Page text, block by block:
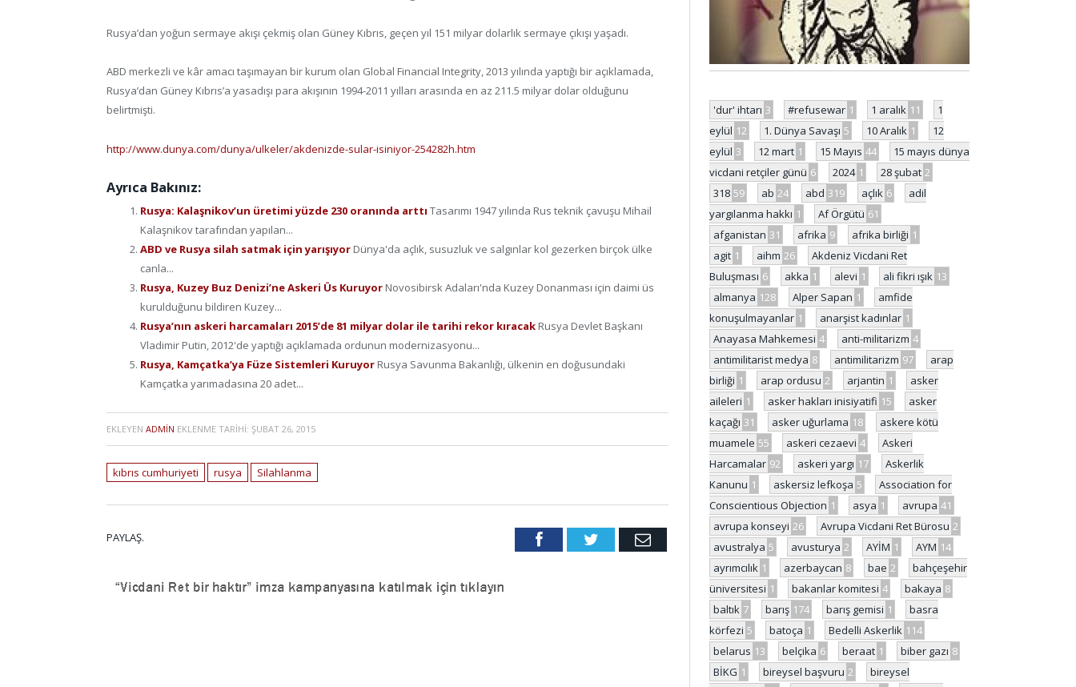
Rusya’dan yoğun sermaye akışı çekmiş olan Güney Kıbrıs, geçen yıl 151 milyar dolarlık sermaye çıkışı yaşadı.
ABD merkezli ve kâr amacı taşımayan bir kurum olan Global Financial Integrity, 2013 yılında yaptığı bir açıklamada,
Rusya’dan Güney Kıbrıs’a yasadışı para akışının 1994-2011 yılları arasında en az 211.5 milyar dolar olduğunu
belirtmişti.
http://www.dunya.com/dunya/ulkeler/akdenizde-sular-isiniyor-254282h.htm
Ayrıca Bakınız:
Rusya: Kalaşnikov’un üretimi yüzde 230 oranında arttı Tasarımı 1947 yılında Rus teknik çavuşu Mihail
Kalaşnikov tarafından yapılan...
ABD ve Rusya silah satmak için yarışıyor Dünya'da açlık, susuzluk ve salgınlar kol gezerken birçok ülke
canla...
Rusya, Kuzey Buz Denizi’ne Askeri Üs Kuruyor Novosibirsk Adaları'nda Kuzey Donanması için daimi üs
kurulduğunu bildiren Kuzey...
Rusya’nın askeri harcamaları 2015’de 81 milyar dolar ile tarihi rekor kıracak Rusya Devlet Başkanı
Vladimir Putin, 2012'de yaptığı açıklamada ordunun modernizasyonu...
Rusya, Kamçatka’ya Füze Sistemleri Kuruyor Rusya Savunma Bakanlığı, ülkenin en doğusundaki
Kamçatka yarımadasına 20 adet...
EKLEYEN ADMIN EKLENME TARIHI: ŞUBAT 26, 2015
kıbrıs cumhuriyeti rusya Silahlanma
PAYLAŞ. FacebookTwitter Email
'dur' ihtarı 3 #refusewar 1 1 aralık 11
1
eylül 12 1. Dünya Savaşı 5 10 Aralık 1
12
eylül 3 12 mart 1 15 Mayıs 44
15 mayıs dünya
vicdani retçiler günü 6 2024 1 28 şubat 2
318 59 ab 24 abd 319 açlık 6
adil
yargılanma hakkı 1 Af Örgütü 61
afganistan 31 afrika 9 afrika birliği 1
agit 1 aihm 26
Akdeniz Vicdani Ret
Buluşması 6 akka 1 alevi 1 ali fikri ışık 13
almanya 128 Alper Sapan 1
amfide
konuşulmayanlar 1 anarşist kadınlar 1
Anayasa Mahkemesi 4 anti-militarizm 4
antimilitarist medya 8 antimilitarizm 97
arap
birliği 1 arap ordusu 2 arjantin 1
asker
aileleri 1 asker hakları inisiyatifi 15
asker
kaçağı 31 asker uğurlama 18
askere kötü
muamele 55 askeri cezaevi 4
Askeri
Harcamalar 92 askeri yargı 17
Askerlik
Kanunu 1 askersiz lefkoşa 5
Association for
Conscientious Objection 1 asya 1 avrupa 41
avrupa konseyi 26 Avrupa Vicdani Ret Bürosu 2
avustralya 5 avusturya 2 AYİM 1 AYM 14
ayrımcılık 1 azerbaycan 8 bae 2
bahçeşehir
üniversitesi 1 bakanlar komitesi 4 bakaya 8
baltık 7 barış 174 barış gemisi 1
basra
körfezi 5 batoça 1 Bedelli Askerlik 114
belarus 13 belçika 6 beraat 1 biber gazı 8
BİKG 1 bireysel başvuru 2
bireysel